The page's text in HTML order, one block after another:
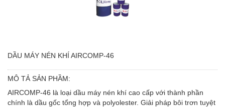
DẦU MÁY NÉN KHÍ AIRCOMP-46
MÔ TẢ SẢN PHẦM:
AIRCOMP-46 là loại dầu máy nén khí cao cấp với thành phần
chính là dầu gốc tổng hợp và polyolester. Giải pháp bôi trơn tuyệt